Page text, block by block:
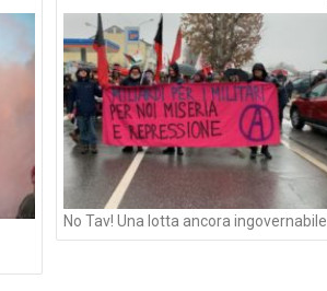
No Tav! Una lotta ancora ingovernabile